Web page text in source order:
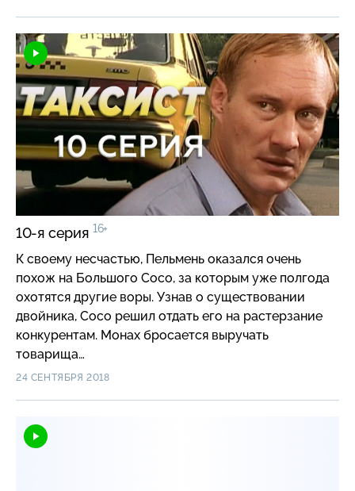
10-я серия 16+
К своему несчастью, Пельмень оказался очень
похож на Большого Сосо, за которым уже полгода
охотятся другие воры. Узнав о существовании
двойника, Сосо решил отдать его на растерзание
конкурентам. Монах бросается выручать
товарища…
24 СЕНТЯБРЯ 2018